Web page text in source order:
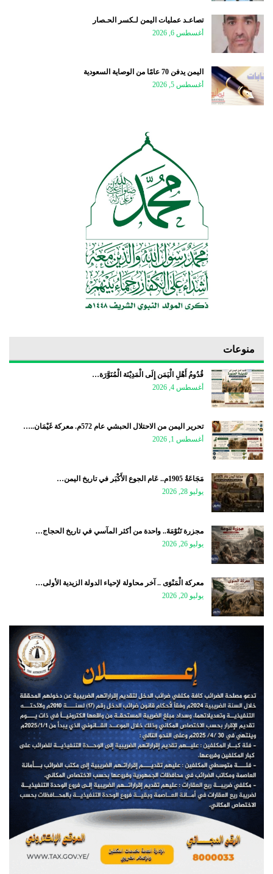
تصاعـد عمليات اليمن لـكسر الحـصار
أغسطس 6, 2026
اليمن يدفن 70 عامًا من الوصاية السعودية
أغسطس 5, 2026
منوعات
قُدُومُ أَهْلِ الْيَمَن إِلَى الْمَدِيْنَة الْمُنَوَّرَة…
أغسطس 4, 2026
تحرير اليمن من الاحتلال الحبشي عام 572م. معركة غَيْمَان..…
أغسطس 1, 2026
مَجَاعَةُ 1905م.. عَام الجوع الأَكْبَر في تاريخ اليمن…
يوليو 28, 2026
مجزرة تَنُوْمَةَ.. واحدة من أكثر المآسي في تاريخ الحجاج…
يوليو 26, 2026
معركة الْمَنْوَى .. آخر محاولة لإحياء الدولة الزيدية الأولى…
يوليو 20, 2026